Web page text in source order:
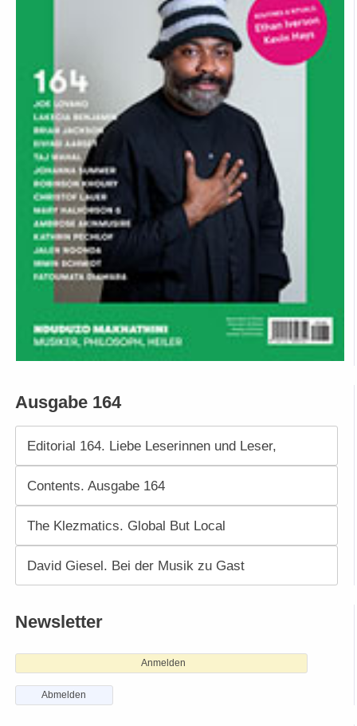
Ausgabe 164
Editorial 164. Liebe Leserinnen und Leser,
Contents. Ausgabe 164
The Klezmatics. Global But Local
David Giesel. Bei der Musik zu Gast
Newsletter
Anmelden
Abmelden